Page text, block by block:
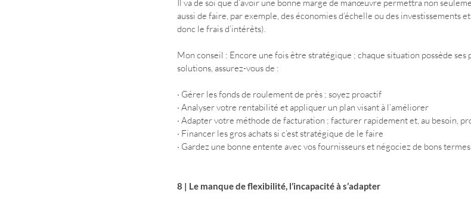
Il va de soi que d’avoir une bonne marge de manœuvre permettra non
aussi de faire, par exemple, des économies d’échelle ou des investissements
donc le frais d’intérêts).
Mon conseil : Encore une fois être stratégique ; chaque situation possède
solutions, assurez-vous de :
· Gérer les fonds de roulement de près ; soyez proactif
· Analyser votre rentabilité et appliquer un plan visant à l’améliorer
· Adapter votre méthode de facturation ; facturer rapidement et, au besoin,
· Financer les gros achats si c’est stratégique de le faire
· Gardez une bonne entente avec vos fournisseurs et négociez de bons termes
8 | Le manque de flexibilité, l’incapacité à s’adapter